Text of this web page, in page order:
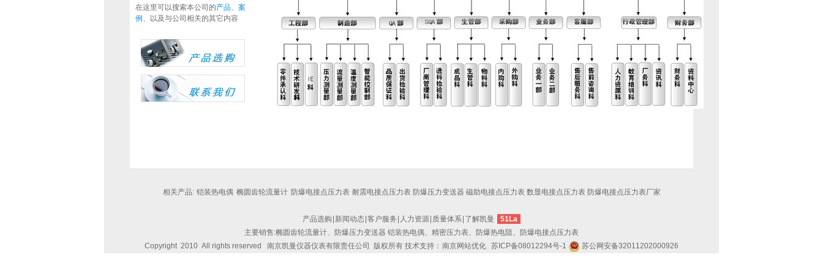
在这里可以搜索本公司的产品、案
例 、以及与公司相关的其它内容
相关产品: 铠装热电偶 椭圆齿轮流量计 防爆电接点压力表 耐震电接点压力表 防爆压力变送器 磁助电接点压力表 数显电接点压力表 防爆电接点压力表厂家
产品选购 新闻动态 客户服务 人力资源 质量体系 了解凯曼
51La
主要销售:椭圆齿轮流量计、防爆压力变送器 铠装热电偶、精密压力表、防爆热电阻、防爆电接点压力表
Copyright 2010 All rights reserved 南京凯曼仪器仪表有限责任公司 版权所有 技术支持： 南京网站优化 苏ICP备08012294号-1 苏公网安备32011202000926